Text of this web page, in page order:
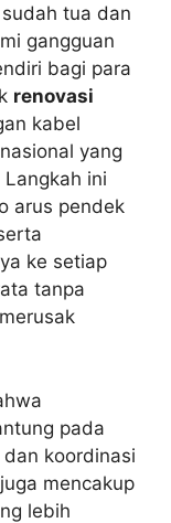
tua dan
gangguan
bagi para
renovasi
kabel
yang
ini
arus pendek
ke setiap
tanpa
pada
koordinasi
mencakup
lebih